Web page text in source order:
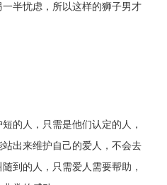
半忧虑，所以这样的狮子男才
的人，只需是他们认定的人，
出来维护自己的爱人，不会去
到的人，只需爱人需要帮助，